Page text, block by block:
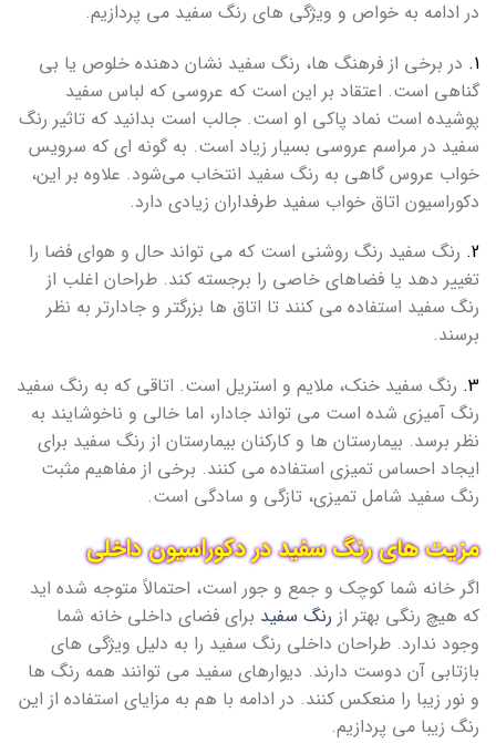
در ادامه به خواص و ویژگی های رنگ سفید می پردازیم.
1. در برخی از فرهنگ ها، رنگ سفید نشان دهنده خلوص یا بی
گناهی است. اعتقاد بر این است که عروسی که لباس سفید
پوشیده است نماد پاکی او است. جالب است بدانید که تاثیر رنگ
سفید در مراسم عروسی بسیار زیاد است. به گونه ای که سرویس
خواب عروس گاهی به رنگ سفید انتخاب می‌شود. علاوه بر این،
دکوراسیون اتاق خواب سفید طرفداران زیادی دارد.
2. رنگ سفید رنگ روشنی است که می تواند حال و هوای فضا را
تغییر دهد یا فضاهای خاصی را برجسته کند. طراحان اغلب از
رنگ سفید استفاده می کنند تا اتاق ها بزرگتر و جادارتر به نظر
برسند.
3. رنگ سفید خنک، ملایم و استریل است. اتاقی که به رنگ سفید
رنگ آمیزی شده است می تواند جادار، اما خالی و ناخوشایند به
نظر برسد. بیمارستان ها و کارکنان بیمارستان از رنگ سفید برای
ایجاد احساس تمیزی استفاده می کنند. برخی از مفاهیم مثبت
رنگ سفید شامل تمیزی، تازگی و سادگی است.
مزیت های رنگ سفید در دکوراسیون داخلی
اگر خانه شما کوچک و جمع و جور است، احتمالاً متوجه شده اید
که هیچ رنگی بهتر از رنگ سفید برای فضای داخلی خانه شما
وجود ندارد. طراحان داخلی رنگ سفید را به دلیل ویژگی های
بازتابی آن دوست دارند. دیوارهای سفید می توانند همه رنگ ها
و نور زیبا را منعکس کنند. در ادامه با هم به مزایای استفاده از این
رنگ زیبا می پردازیم.